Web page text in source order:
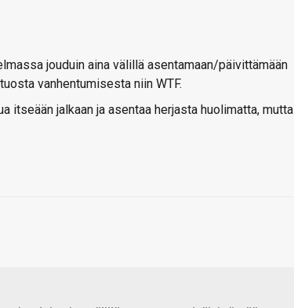
jouduin aina välillä asentamaan/päivittämään
vanhentumisesta niin WTF.
itseään jalkaan ja asentaa herjasta huolimatta, mutta